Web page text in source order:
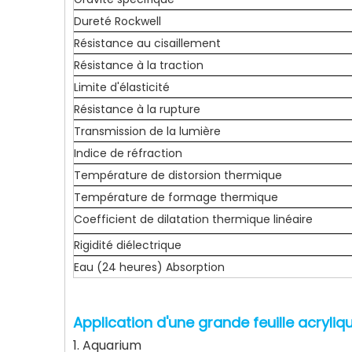
Dureté Rockwell
Résistance au cisaillement
Résistance à la traction
Limite d'élasticité
Résistance à la rupture
Transmission de la lumière
Indice de réfraction
Température de distorsion thermique
Température de formage thermique
Coefficient de dilatation thermique linéaire
Rigidité diélectrique
Eau (24 heures) Absorption
Application d'une grande feuille
1. Aquarium